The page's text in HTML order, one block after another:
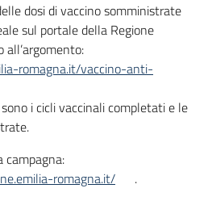
dosi di vaccino somministrate
sul portale della Regione
all’argomento:
romagna.it/vaccino-anti-
i cicli vaccinali completati e le
campagna:
romagna.it/
.